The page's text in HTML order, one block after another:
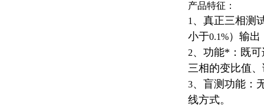
产品特征：
1 、真正三相测
小于0.1%）输
2、功能*：既
三相的变比值
3、盲测功能：
线方式。